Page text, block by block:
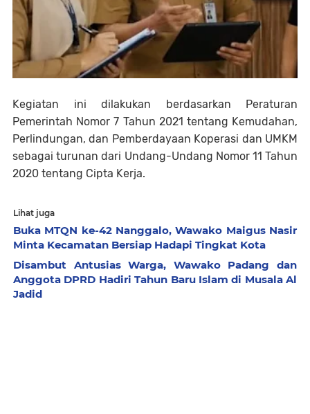
Kegiatan ini dilakukan berdasarkan Peraturan
Pemerintah Nomor 7 Tahun 2021 tentang Kemudahan,
Perlindungan, dan Pemberdayaan Koperasi dan UMKM
sebagai turunan dari Undang-Undang Nomor 11 Tahun
2020 tentang Cipta Kerja.
Lihat juga
Buka MTQN ke-42 Nanggalo, Wawako Maigus Nasir
Minta Kecamatan Bersiap Hadapi Tingkat Kota
Disambut Antusias Warga, Wawako Padang dan
Anggota DPRD Hadiri Tahun Baru Islam di Musala Al
Jadid